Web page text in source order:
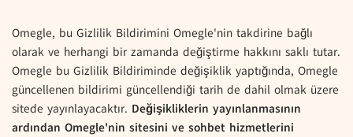
Omegle, bu Gizlilik Bildirimini Omegle'nin takdirine bağlı
olarak ve herhangi bir zamanda değiştirme hakkını saklı tutar.
Omegle bu Gizlilik Bildiriminde değişiklik yaptığında, Omegle
güncellenen bildirimi güncellendiği tarih de dahil olmak üzere
sitede yayınlayacaktır. Değişikliklerin yayınlanmasının
ardından Omegle'nin sitesini ve sohbet hizmetlerini